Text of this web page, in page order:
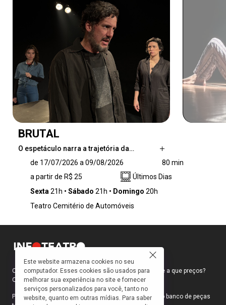
BRUTAL
O espetáculo narra a trajetória da…
do Amor', sob a liderança de Estevão, um
homem que prega estar em permanente
contato com Deus por meio das forças da
perspectivas de vida que buscam um sentido.
parecer.
de 17/07/2026 a 09/08/2026
80 min
a partir de R$ 25
Últimos Dias
Sexta 21h Sábado 21h Domingo 20h
Teatro Cemitério de Automóveis
Como faço para ir ao teatro? Onde compro ingressos e a que preços?
Quais peças estão em cartaz?
Para responder a essas e outras perguntas, criamos o banco de peças
Este website armazena cookies no seu
computador. Esses cookies são usados para
melhorar sua experiência no site e fornecer
serviços personalizados para você, tanto no
website, quanto em outras mídias. Para saber